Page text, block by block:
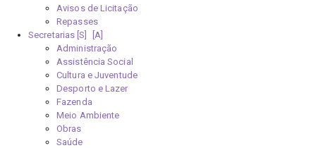
Avisos de Licitação
Repasses
Secretarias [S]
Administração
Assistência Social
Cultura e Juventude
Desporto e Lazer
Fazenda
Meio Ambiente
Obras
Saúde